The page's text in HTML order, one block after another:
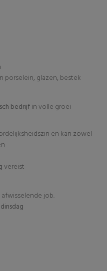
porselein, glazen, bestek
bedrijfin volle groei
en kan zowel
vereist
job.